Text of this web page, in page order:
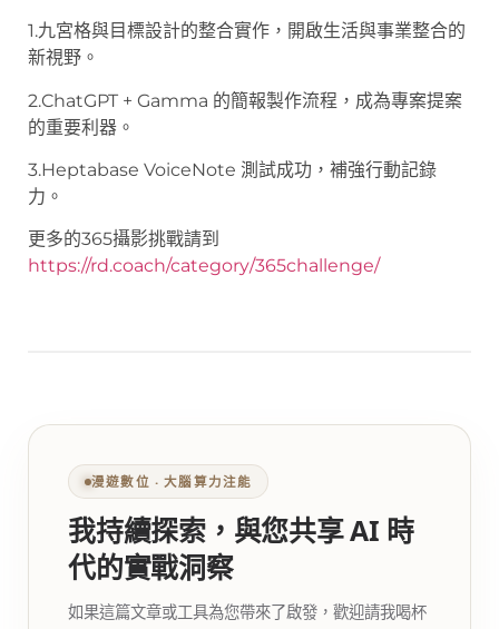
1.九宮格與目標設計的整合實作，開啟生活與事業整合的
新視野。
2.ChatGPT + Gamma 的簡報製作流程，成為專案提案
的重要利器。
3.Heptabase VoiceNote 測試成功，補強行動記錄
力。
更多的365攝影挑戰請到
https://rd.coach/category/365challenge/
漫遊數位 ‧ 大腦算力注能
我持續探索，與您共享 AI 時
代的實戰洞察
如果這篇文章或工具為您帶來了啟發，歡迎請我喝杯